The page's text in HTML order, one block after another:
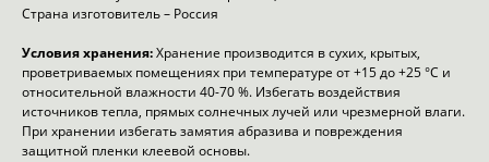
Страна изготовитель – Россия
Условия хранения:Хранение производится в сухих, крытых,
проветриваемых помещениях при температуре от +15 до +25 °С и
относительной влажности 40-70 %. Избегать воздействия
источников тепла, прямых солнечных лучей или чрезмерной влаги.
При хранении избегать замятия абразива и повреждения
защитной пленки клеевой основы.